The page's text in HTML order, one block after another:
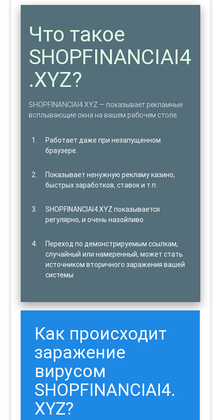
Что такое
SHOPFINANCIAI4
.XYZ?
SHOPFINANCIAI4.XYZ — показывает рекламные
всплывающие окна на вашем рабочем столе.
Работает даже при незапущенном
браузере.
Показывает ненужную рекламу казино,
быстрых заработков, ставок и т.п.
SHOPFINANCIAI4.XYZ показывается
регулярно, и очень назойливо.
Переход по демонстрируемым ссылкам,
случайный или намеренный, может стать
источником вторичного заражения вашей
системы
Как происходит
заражение
вирусом
SHOPFINANCIAI4.
XYZ?